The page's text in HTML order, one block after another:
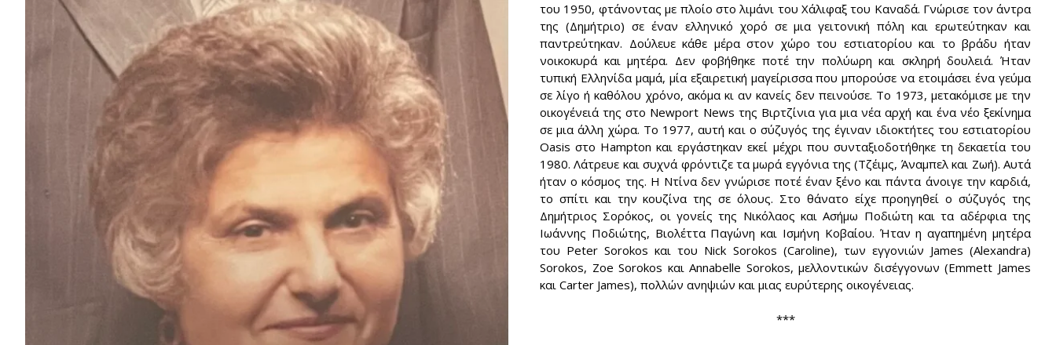
του 1950, φτάνοντας με πλοίο στο λιμάνι του Χάλιφαξ του Καναδά. Γνώρισε τον άντρα
της (Δημήτριο) σε έναν ελληνικό χορό σε μια γειτονική πόλη και ερωτεύτηκαν και
παντρεύτηκαν. Δούλευε κάθε μέρα στον χώρο του εστιατορίου και το βράδυ ήταν
νοικοκυρά και μητέρα. Δεν φοβήθηκε ποτέ την πολύωρη και σκληρή δουλειά. Ήταν
τυπική Ελληνίδα μαμά, μία εξαιρετική μαγείρισσα που μπορούσε να ετοιμάσει ένα γεύμα
σε λίγο ή καθόλου χρόνο, ακόμα κι αν κανείς δεν πεινούσε. Το 1973, μετακόμισε με την
οικογένειά της στο Newport News της Βιρτζίνια για μια νέα αρχή και ένα νέο ξεκίνημα
σε μια άλλη χώρα. Το 1977, αυτή και ο σύζυγός της έγιναν ιδιοκτήτες του εστιατορίου
Oasis στο Hampton και εργάστηκαν εκεί μέχρι που συνταξιοδοτήθηκε τη δεκαετία του
1980. Λάτρευε και συχνά φρόντιζε τα μωρά εγγόνια της (Τζέιμς, Άναμπελ και Ζωή). Αυτά
ήταν ο κόσμος της. Η Ντίνα δεν γνώρισε ποτέ έναν ξένο και πάντα άνοιγε την καρδιά,
το σπίτι και την κουζίνα της σε όλους. Στο θάνατο είχε προηγηθεί ο σύζυγός της
Δημήτριος Σορόκος, οι γονείς της Νικόλαος και Ασήμω Ποδιώτη και τα αδέρφια της
Ιωάννης Ποδιώτης, Βιολέττα Παγώνη και Ισμήνη Κοβαίου. Ήταν η αγαπημένη μητέρα
του Peter Sorokos και του Nick Sorokos (Caroline), των εγγονιών James (Alexandra)
Sorokos, Zoe Sorokos και Annabelle Sorokos, μελλοντικών δισέγγονων (Emmett James
και Carter James), πολλών ανηψιών και μιας ευρύτερης οικογένειας.
***